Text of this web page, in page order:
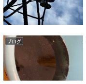
ブログ